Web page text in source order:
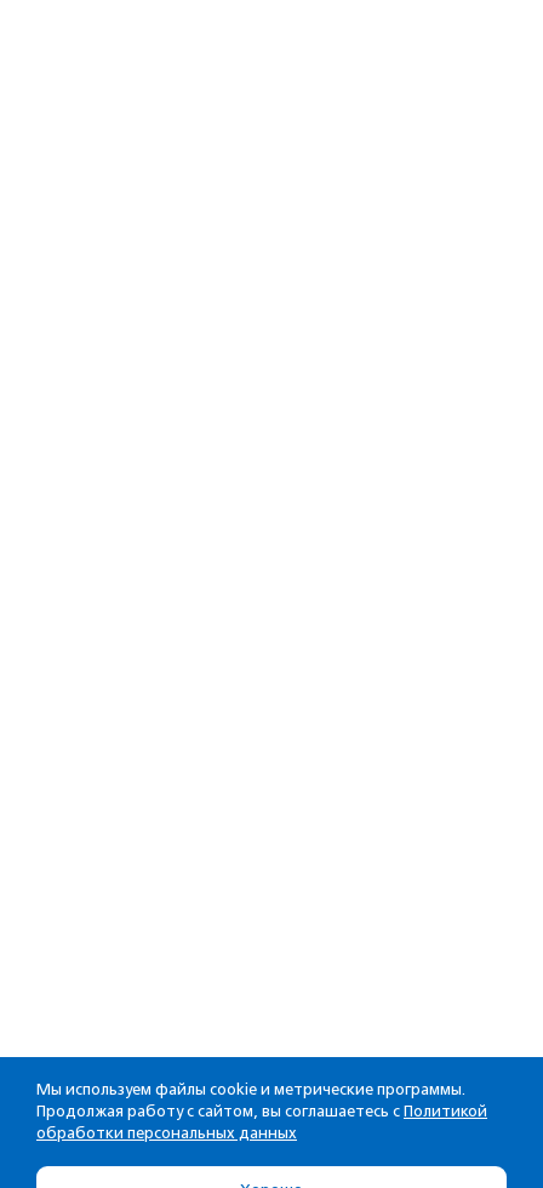
Мы используем файлы cookie и метрические программы.
Продолжая работу с сайтом, вы соглашаетесь с Политикой
обработки персональных данных